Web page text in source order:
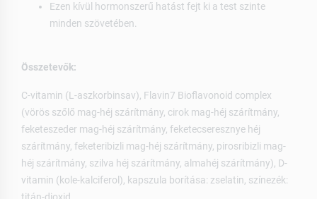
Ezen kívül hormonszerű hatást fejt ki a test szinte
minden szövetében.
Összetevők:
C-vitamin (L-aszkorbinsav), Flavin7 Bioflavonoid complex
(vörös szőlő mag-héj szárítmány, cirok mag-héj szárítmány,
feketeszeder mag-héj szárítmány, feketecseresznye héj
szárítmány, feketeribizli mag-héj szárítmány, pirosribizli mag-
héj szárítmány, szilva héj szárítmány, almahéj szárítmány), D-
vitamin (kole-kalciferol), kapszula borítása: zselatin, színezék: